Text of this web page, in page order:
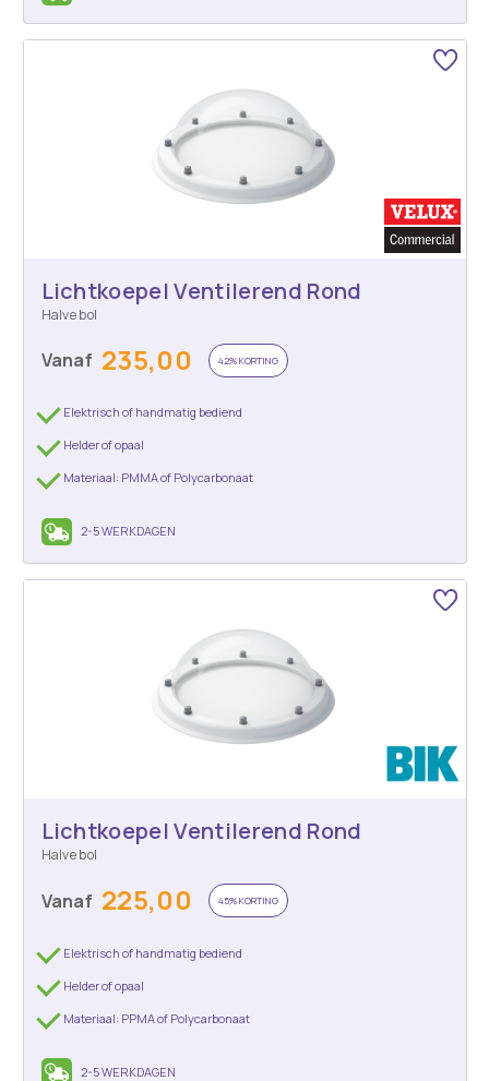
Lichtkoepel Ventilerend Rond
Halve bol
Vanaf 235,00 42% KORTING
Elektrisch of handmatig bediend
Helder of opaal
Materiaal: PMMA of Polycarbonaat
2-5 WERKDAGEN
Lichtkoepel Ventilerend Rond
Halve bol
Vanaf 225,00 45% KORTING
Elektrisch of handmatig bediend
Helder of opaal
Materiaal: PPMA of Polycarbonaat
2-5 WERKDAGEN